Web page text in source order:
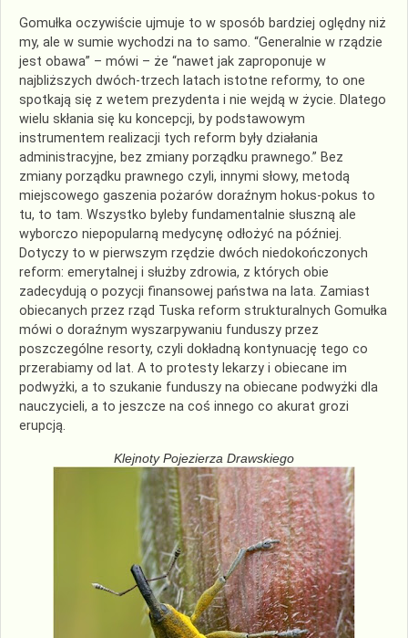
Gomułka oczywiście ujmuje to w sposób bardziej oględny niż
my, ale w sumie wychodzi na to samo. “Generalnie w rządzie
jest obawa” – mówi – że “nawet jak zaproponuje w
najbliższych dwóch-trzech latach istotne reformy, to one
spotkają się z wetem prezydenta i nie wejdą w życie. Dlatego
wielu skłania się ku koncepcji, by podstawowym
instrumentem realizacji tych reform były działania
administracyjne, bez zmiany porządku prawnego.” Bez
zmiany porządku prawnego czyli, innymi słowy, metodą
miejscowego gaszenia pożarów doraźnym hokus-pokus to
tu, to tam. Wszystko byleby fundamentalnie słuszną ale
wyborczo niepopularną medycynę odłożyć na później.
Dotyczy to w pierwszym rzędzie dwóch niedokończonych
reform: emerytalnej i służby zdrowia, z których obie
zadecydują o pozycji finansowej państwa na lata. Zamiast
obiecanych przez rząd Tuska reform strukturalnych Gomułka
mówi o doraźnym wyszarpywaniu funduszy przez
poszczególne resorty, czyli dokładną kontynuację tego co
przerabiamy od lat. A to protesty lekarzy i obiecane im
podwyżki, a to szukanie funduszy na obiecane podwyżki dla
nauczycieli, a to jeszcze na coś innego co akurat grozi
erupcją.
Klejnoty Pojezierza Drawskiego